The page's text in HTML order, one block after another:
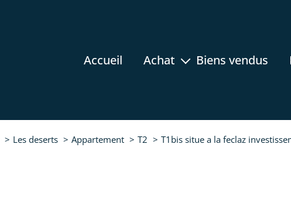
accueil achat
terrain
biens vendus
Les deserts Appartement T2 T1bis situe a la feclaz